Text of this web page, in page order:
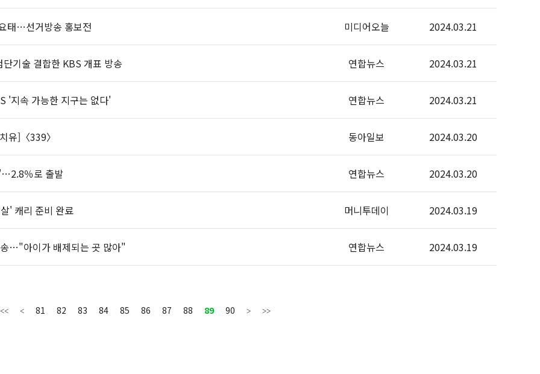
태…선거방송 홍보전 미디어오늘 2024.03.21
기술 결합한 KBS 개표 방송 연합뉴스 2024.03.21
'지속 가능한 지구는 없다' 연합뉴스 2024.03.21
유]〈339〉 동아일보 2024.03.20
％로 출발 연합뉴스 2024.03.20
' 캐리 준비 완료 머니투데이 2024.03.19
…"아이가 배제되는 곳 많아" 연합뉴스 2024.03.19
81 82 83 84 85 86 87 88 89 90